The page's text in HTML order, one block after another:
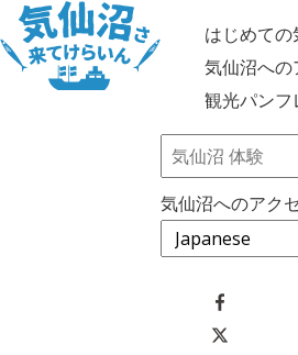
はじめての
気仙沼への
観光パンフ
気仙沼へのアク